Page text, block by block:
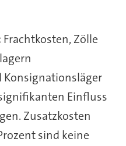
Frachtkosten, Zölle
Konsignationsläger
Einfluss
Zusatzkosten
sind keine